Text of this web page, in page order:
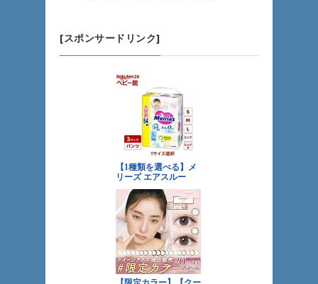
[スポンサードリンク]